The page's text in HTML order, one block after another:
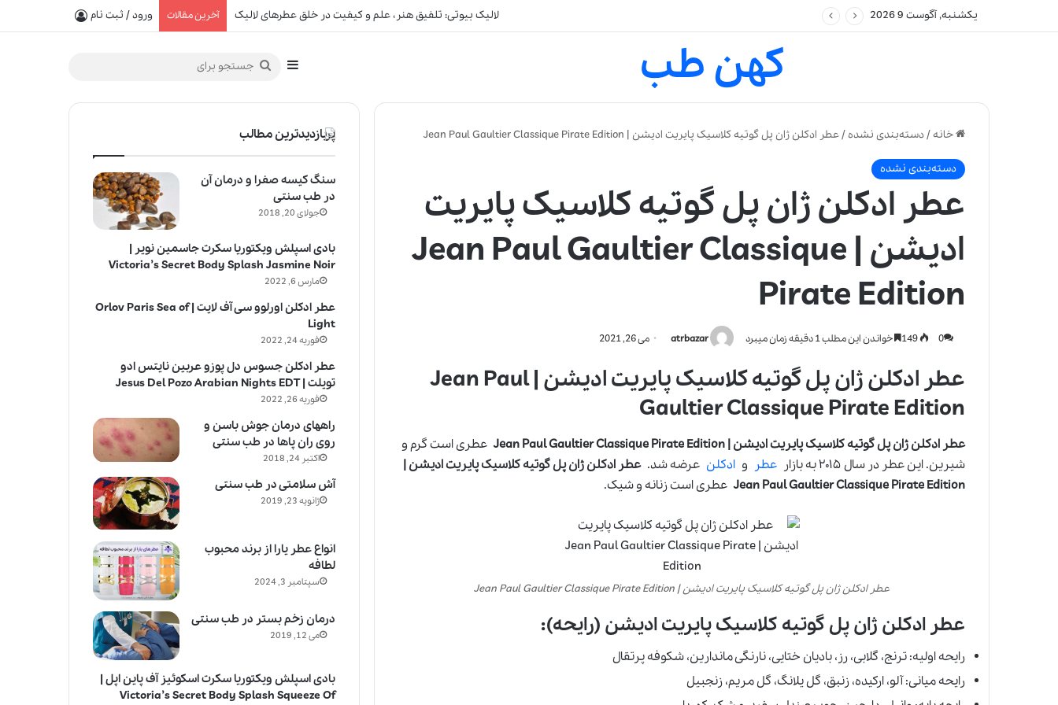
یکشنبه, آگوست 9 2026 آخرین مقالات لالیک بیوتی: تلفیق هنر، علم و کیفیت در خلق عطرهای لالیک ورود / ثبت نام
کهن طب سایدبارجستجو
خانه/دسته‌بندی نشده/عطر ادکلن ژان پل گوتیه کلاسیک پایریت ادیشن | Jean Paul Gaultier Classique Pirate Edition
دسته‌بندی نشده
عطر ادکلن ژان پل گوتیه کلاسیک پایریت
ادیشن | Jean Paul Gaultier Classique
Pirate Edition
atrbazar می 26, 2021 0 خواندن این مطلب 1 دقیقه زمان میبرد
عطر ادکلن ژان پل گوتیه کلاسیک پایریت ادیشن | Jean Paul
Gaultier Classique Pirate Edition
عطر ادکلن ژان پل گوتیه کلاسیک پایریت ادیشن | Jean Paul Gaultier Classique Pirate Edition
عطری است گرم و
شیرین. این عطر در سال ۲۰۱۵ به بازار
عطر و ادکلن عرضه شد.عطر ادکلن ژان پل گوتیه کلاسیک پایریت ادیشن |
Jean Paul Gaultier Classique Pirate Editionعطری است زنانه و شیک.
عطر ادکلن ژان پل گوتیه کلاسیک پایریت ادیشن | Jean Paul Gaultier Classique Pirate Edition
عطر ادکلن ژان پل گوتیه کلاسیک پایریت ادیشن (رایحه):
رایحه اولیه: ترنج، گلابی، رز، بادیان ختایی، نارنگی ماندارین، شکوفه پرتقال
رایحه میانی: آلو، ارکیده، زنبق، گل یلانگ، گل مریم، زنجبیل
پربازدیدترین مطالب
سنگ کیسه صفرا و درمان آن
در طب سنتی
جولای 20, 2018
بادی اسپلش ویکتوریا سکرت جاسمین نویر |
Victoria’s Secret Body Splash Jasmine Noir
مارس 6, 2022
عطر ادکلن اورلوو سی آف لایت | Orlov Paris Sea of
Light
فوریه 24, 2022
عطر ادکلن جسوس دل پوزو عربین نایتس ادو
تویلت | Jesus Del Pozo Arabian Nights EDT
فوریه 26, 2022
راههای درمان جوش باسن و
روی ران پاها در طب سنتی
اکتبر 24, 2018
آش سلامتی در طب سنتی
ژانویه 23, 2019
انواع عطر یارا از برند محبوب
لطافه
سپتامبر 3, 2024
درمان زخم بستر در طب سنتی
می 12, 2019
بادی اسپلش ویکتوریا سکرت اسکوئیز آف پاین اپل |
Victoria’s Secret Body Splash Squeeze Of